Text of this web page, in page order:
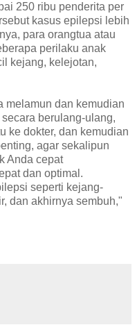
250 ribu penderita per
kasus epilepsi lebih
para orangtua atau
perilaku anak
kejang, kelejotan,
melamun dan kemudian
berulang-ulang,
ke dokter, dan kemudian
agar sekalipun
Anda cepat
dan optimal.
seperti kejang-
dan akhirnya sembuh,"